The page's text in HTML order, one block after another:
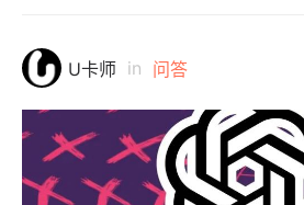
U卡师 in 问答